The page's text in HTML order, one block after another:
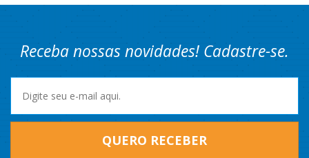
Receba nossas novidades! Cadastre-se.
QUERO RECEBER